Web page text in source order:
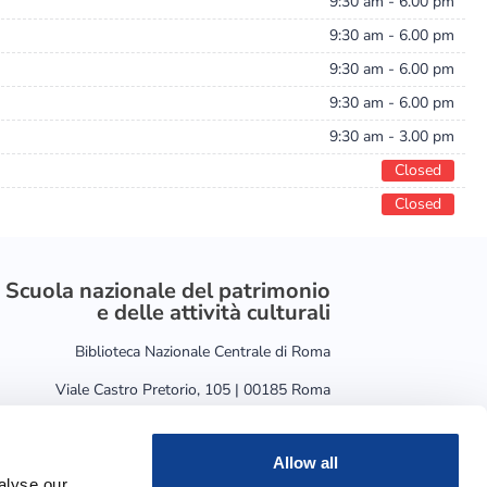
Allow all
9:30 am - 6.00 pm
9:30 am - 6.00 pm
9:30 am - 6.00 pm
9:30 am - 3.00 pm
Closed
Closed
Scuola nazionale del patrimonio
e delle attività culturali
Biblioteca Nazionale Centrale di Roma
Viale Castro Pretorio, 105 | 00185 Roma